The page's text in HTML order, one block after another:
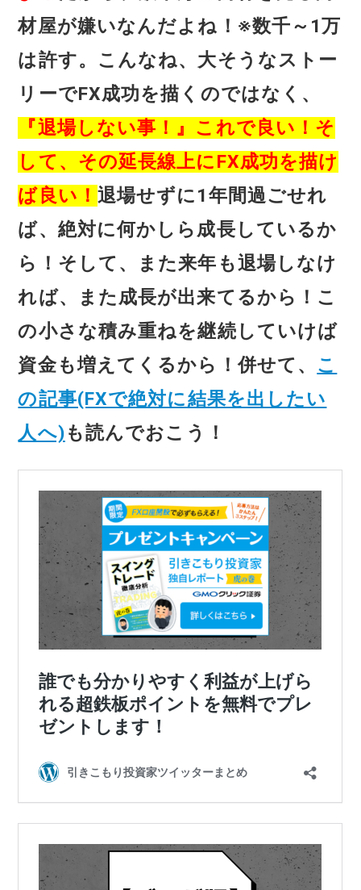
材屋が嫌いなんだよね！※数千～1万
は許す。こんなね、大そうなストー
リーでFX成功を描くのではなく、
『退場しない事！』これで良い！そ
して、その延長線上にFX成功を描け
ば良い！ 退場せずに1年間過ごせれ
ば、絶対に何かしら成長しているか
ら！そして、また来年も退場しなけ
れば、また成長が出来てるから！こ
の小さな積み重ねを継続していけば
資金も増えてくるから！併せて、 こ
の記事(FXで絶対に結果を出したい
人へ)も読んでおこう！